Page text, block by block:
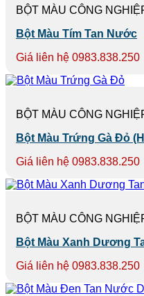
BỘT MÀU CÔNG
Bột Màu Tím Tan Nước
Giá liên hệ 0983.838.250
BỘT MÀU CÔNG
Bột Màu Trứng Gà Đỏ
Giá liên hệ 0983.838.250
BỘT MÀU CÔNG
Bột Màu Xanh Dương
Giá liên hệ 0983.838.250